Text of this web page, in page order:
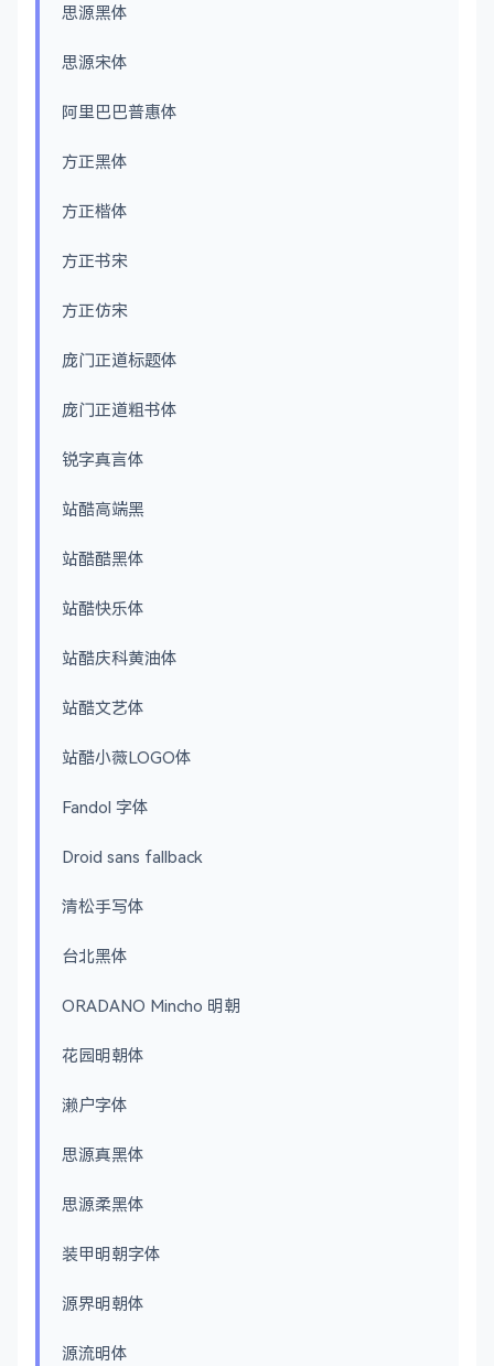
思源黑体
思源宋体
阿里巴巴普惠体
方正黑体
方正楷体
方正书宋
方正仿宋
庞门正道标题体
庞门正道粗书体
锐字真言体
站酷高端黑
站酷酷黑体
站酷快乐体
站酷庆科黄油体
站酷文艺体
站酷小薇LOGO体
Fandol 字体
Droid sans fallback
清松手写体
台北黑体
ORADANO Mincho 明朝
花园明朝体
濑户字体
思源真黑体
思源柔黑体
装甲明朝字体
源界明朝体
源流明体